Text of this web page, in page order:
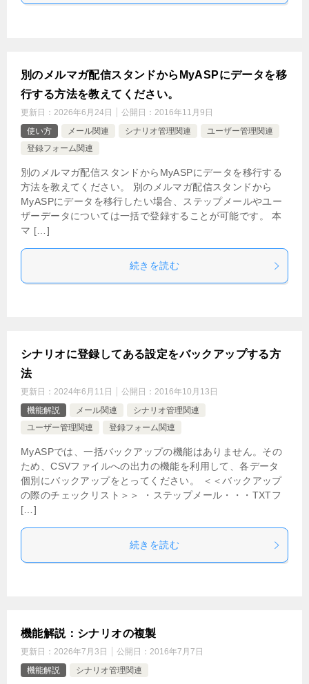
別のメルマガ配信スタンドからMyASPにデータを移
行する方法を教えてください。
更新日： 2026年6月24日 公開日： 2016年11月9日
使い方
メール関連 シナリオ管理関連
ユーザー管理関連
登録フォーム関連
別のメルマガ配信スタンドからMyASPにデータを移行する
方法を教えてください。 別のメルマガ配信スタンドから
MyASPにデータを移行したい場合、ステップメールやユー
ザーデータについては一括で登録することが可能です。 本
マ […]
続きを読む
シナリオに登録してある設定をバックアップする方
法
更新日： 2024年6月11日 公開日： 2016年10月13日
機能解説
メール関連
シナリオ管理関連
ユーザー管理関連
登録フォーム関連
MyASPでは、一括バックアップの機能はありません。その
ため、CSVファイルへの出力の機能を利用して、各データ
個別にバックアップをとってください。 ＜＜バックアップ
の際のチェックリスト＞＞ ・ステップメール・・・TXTフ
[…]
続きを読む
機能解説：シナリオの複製
更新日： 2026年7月3日 公開日： 2016年7月7日
機能解説
シナリオ管理関連